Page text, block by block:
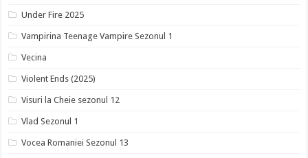
Under Fire 2025
Vampirina Teenage Vampire Sezonul 1
Vecina
Violent Ends (2025)
Visuri la Cheie sezonul 12
Vlad Sezonul 1
Vocea Romaniei Sezonul 13